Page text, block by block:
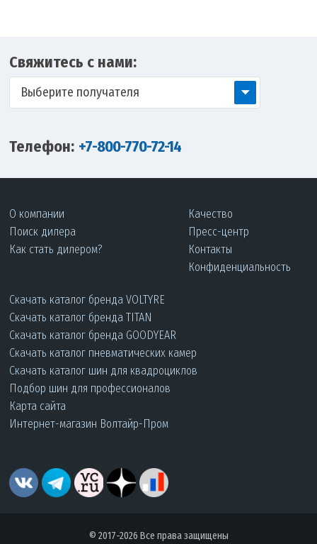
Свяжитесь с нами:
Выберите получателя
Телефон: +7-800-770-72-14
О компании
Поиск дилера
Как стать дилером?
Качество
Пресс-центр
Контакты
Конфиденциальность
Скачать каталог бренда VOLTYRE
Скачать каталог бренда TITAN
Скачать каталог бренда GOODYEAR
Скачать каталог пневматических камер
Скачать каталог шин для квадроциклов
Подбор шин для профессионалов
Карта сайта
Интернет-магазин Волтайр-Пром
© 2017-2026 Все права защищены